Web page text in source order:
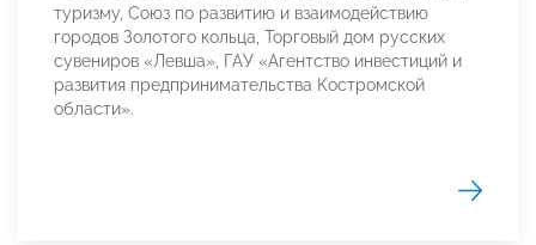
туризму, Союз по развитию и взаимодействию
городов Золотого кольца, Торговый дом русских
сувениров «Левша», ГАУ «Агентство инвестиций и
развития предпринимательства Костромской
области».